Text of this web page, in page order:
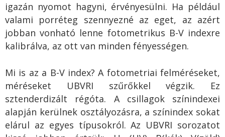
igazán nyomot hagyni, érvényesülni. Ha például
valami porréteg szennyezné az eget, az azért
jobban vonható lenne fotometrikus B-V indexre
kalibrálva, az ott van minden fényességen.
Mi is az a B-V index? A fotometriai felméréseket,
méréseket UBVRI szűrőkkel végzik. Ez
sztenderdizált régóta. A csillagok színindexei
alapján kerülnek osztályozásra, a színindex sokat
elárul az egyes típusokról. Az UBVRI sorozatot